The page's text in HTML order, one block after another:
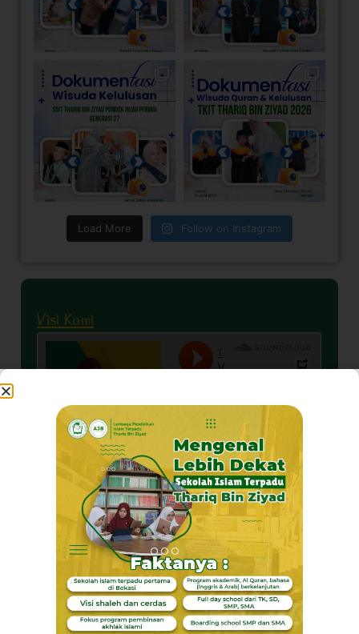
Load More Follow on Instagram
Visi Kami
Akhlaq Terpuji
Pribadi Mulya